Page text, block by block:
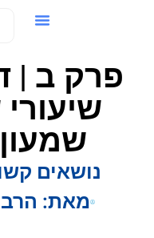
פרק ב |
נושאים
מאת:הרב